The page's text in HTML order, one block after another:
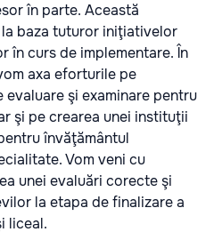
în parte. Această
baza tuturor iniţiativelor
în curs de implementare. În
axa eforturile pe
şi examinare pentru
şi pe crearea unei instituţii
învăţământul
Vom veni cu
unei evaluări corecte şi
la etapa de finalizare a
liceal.